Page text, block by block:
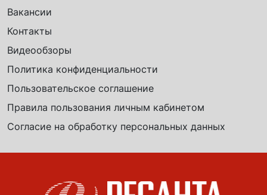
Вакансии
Контакты
Видеообзоры
Политика конфиденциальности
Пользовательское соглашение
Правила пользования личным кабинетом
Согласие на обработку персональных данных